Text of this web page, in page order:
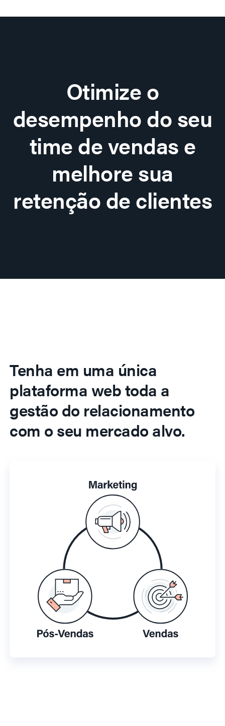
Otimize o
desempenho do seu
time de vendas e
melhore sua
retenção de clientes
Tenha em uma única
plataforma web toda a
gestão do relacionamento
com o seu mercado alvo.